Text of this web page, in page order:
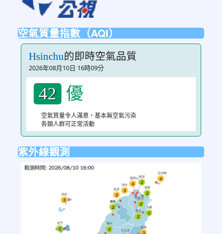
空氣質量指數（AQI）
Hsinchu的即時空氣品質
2026年08月10日 16時09分
42 優
空氣質量令人滿意，基本無空氣污染
各類人群可正常活動
紫外線觀測